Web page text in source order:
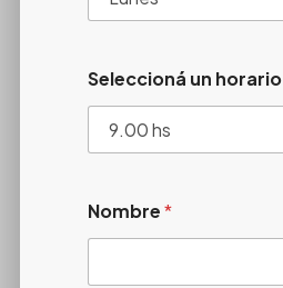
Seleccioná un horario
Nombre*